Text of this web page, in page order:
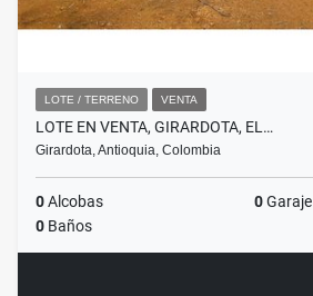
LOTE / TERRENO VENTA
LOTE EN VENTA, GIRARDOTA, EL…
Girardota, Antioquia, Colombia
0Alcobas 0Garaje
0 Baños